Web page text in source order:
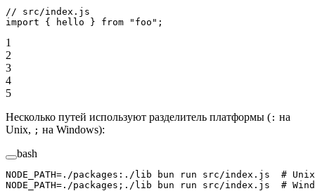
// src/index.js
import { hello } from "foo" ;
1
2
3
4
5
Несколько путей используют разделитель платформы ( : на
Unix, ; на Windows):
bash
NODE_PATH= ./packages:./lib bun run src/index.js
#
NODE_PATH= ./packages ; ./lib bun run src/index.js
#